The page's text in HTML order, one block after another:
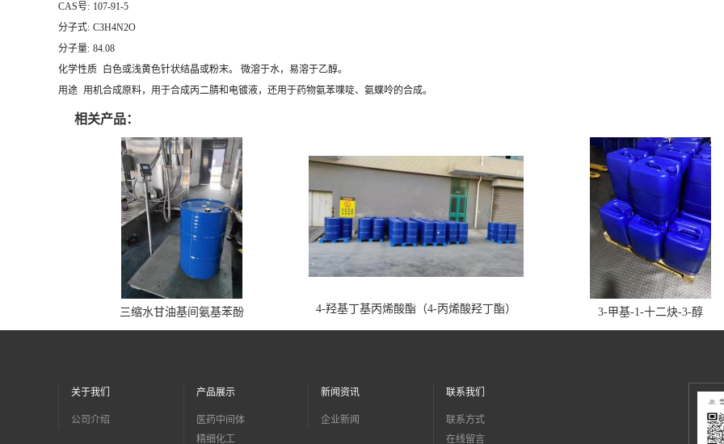
CAS号: 107-91-5
分子式: C3H4N2O
分子量: 84.08
化学性质
白色或浅黄色针状结晶或粉末。 微溶于水，易溶于乙醇。
用途 用机合成原料，用于合成丙二腈和电镀液，还用于药物氨苯喋啶、氨蝶呤的合成。
相关产品：
三缩水甘油基间氨基苯酚 4-羟基丁基丙烯酸酯（4-丙烯酸羟丁酯） 3-甲基-1-十二炔-3-醇
关于我们
公司介绍
产品展示
医药中间体
精细化工
新闻资讯
企业新闻
联系我们
联系方式
在线留言